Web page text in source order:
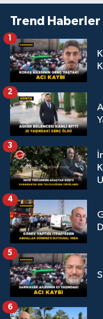
Trend Haberler
1
2
3
4
5
6